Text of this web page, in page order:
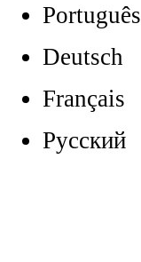
Português
Deutsch
Français
Русский